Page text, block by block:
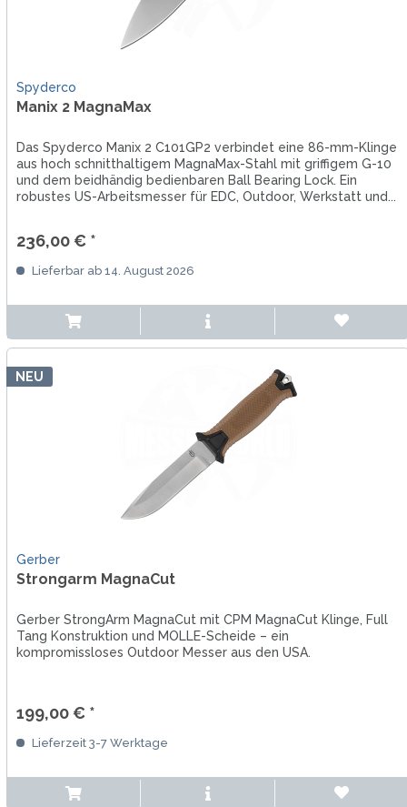
Spyderco
Manix 2 MagnaMax
Das Spyderco Manix 2 C101GP2 verbindet eine 86-mm-Klinge
aus hoch schnitthaltigem MagnaMax-Stahl mit griffigem G-10
und dem beidhändig bedienbaren Ball Bearing Lock. Ein
robustes US-Arbeitsmesser für EDC, Outdoor, Werkstatt und...
236,00 € *
Lieferbar ab 14. August 2026
NEU
Gerber
Strongarm MagnaCut
Gerber StrongArm MagnaCut mit CPM MagnaCut Klinge, Full
Tang Konstruktion und MOLLE-Scheide – ein
kompromissloses Outdoor Messer aus den USA.
199,00 € *
Lieferzeit 3-7 Werktage